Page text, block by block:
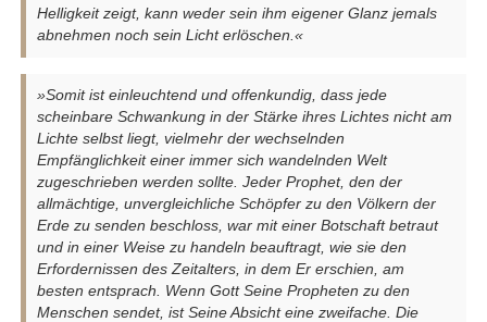
Helligkeit zeigt, kann weder sein ihm eigener Glanz jemals
abnehmen noch sein Licht erlöschen.«
»Somit ist einleuchtend und offenkundig, dass jede
scheinbare Schwankung in der Stärke ihres Lichtes nicht am
Lichte selbst liegt, vielmehr der wechselnden
Empfänglichkeit einer immer sich wandelnden Welt
zugeschrieben werden sollte. Jeder Prophet, den der
allmächtige, unvergleichliche Schöpfer zu den Völkern der
Erde zu senden beschloss, war mit einer Botschaft betraut
und in einer Weise zu handeln beauftragt, wie sie den
Erfordernissen des Zeitalters, in dem Er erschien, am
besten entsprach. Wenn Gott Seine Propheten zu den
Menschen sendet, ist Seine Absicht eine zweifache. Die